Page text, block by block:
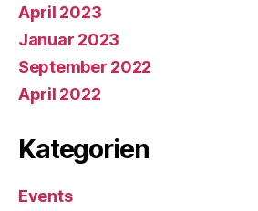
April 2023
Januar 2023
September 2022
April 2022
Kategorien
Events